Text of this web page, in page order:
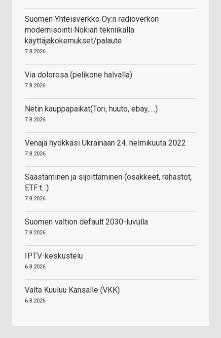
Suomen Yhteisverkko Oy:n radioverkon
modernisointi Nokian tekniikalla
käyttäjäkokemukset/palaute
7.8.2026
Via dolorosa (pelikone halvalla)
7.8.2026
Netin kauppapaikat(Tori, huuto, ebay, ...)
7.8.2026
Venäjä hyökkäsi Ukrainaan 24. helmikuuta 2022
7.8.2026
Säästäminen ja sijoittaminen (osakkeet, rahastot,
ETF:t...)
7.8.2026
Suomen valtion default 2030-luvulla
7.8.2026
IPTV-keskustelu
6.8.2026
Valta Kuuluu Kansalle (VKK)
6.8.2026